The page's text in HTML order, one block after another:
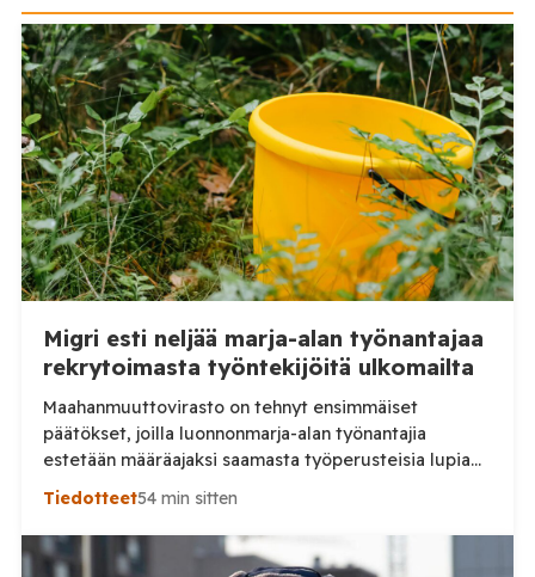
Migri esti neljää marja-alan työnantajaa
rekrytoimasta työntekijöitä ulkomailta
Maahanmuuttovirasto on tehnyt ensimmäiset
päätökset, joilla luonnonmarja-alan työnantajia
estetään määräajaksi saamasta työperusteisia lupia
ulkomailta rekrytoitaville työntekijöille. Päätösten
epäselvyydet ja laiminlyönnit. Maahanmuuttovirasto
on kevään ja kesän 2026 aikana harkinnut lupien
Tiedotteet54 min sitten